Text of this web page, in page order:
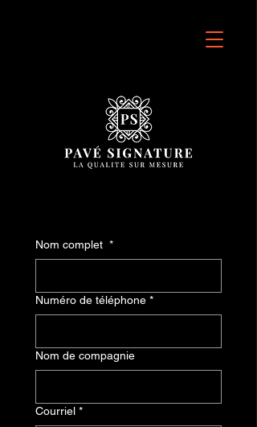
Nom complet *
Numéro de téléphone *
Nom de compagnie
Courriel *